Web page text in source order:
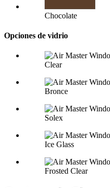
Chocolate
Opciones de vidrio
Clear
Bronce
Solex
Ice Glass
Frosted Clear